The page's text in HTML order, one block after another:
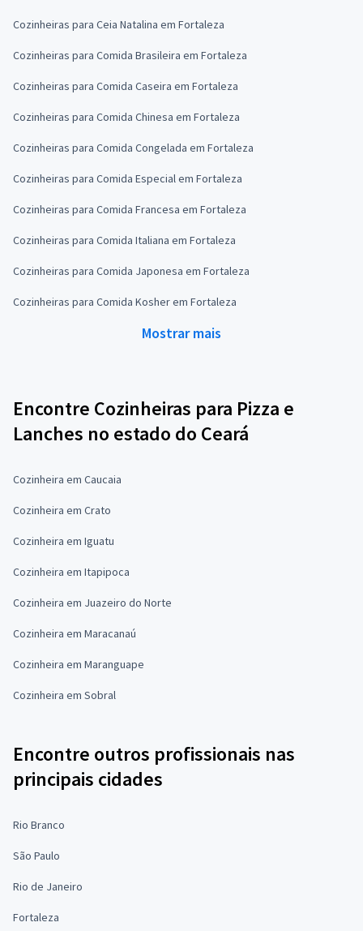
Cozinheiras para Ceia Natalina em Fortaleza
Cozinheiras para Comida Brasileira em Fortaleza
Cozinheiras para Comida Caseira em Fortaleza
Cozinheiras para Comida Chinesa em Fortaleza
Cozinheiras para Comida Congelada em Fortaleza
Cozinheiras para Comida Especial em Fortaleza
Cozinheiras para Comida Francesa em Fortaleza
Cozinheiras para Comida Italiana em Fortaleza
Cozinheiras para Comida Japonesa em Fortaleza
Cozinheiras para Comida Kosher em Fortaleza
Mostrar mais
Encontre Cozinheiras para Pizza e
Lanches no estado do Ceará
Cozinheira em Caucaia
Cozinheira em Crato
Cozinheira em Iguatu
Cozinheira em Itapipoca
Cozinheira em Juazeiro do Norte
Cozinheira em Maracanaú
Cozinheira em Maranguape
Cozinheira em Sobral
Encontre outros profissionais nas
principais cidades
Rio Branco
São Paulo
Rio de Janeiro
Fortaleza